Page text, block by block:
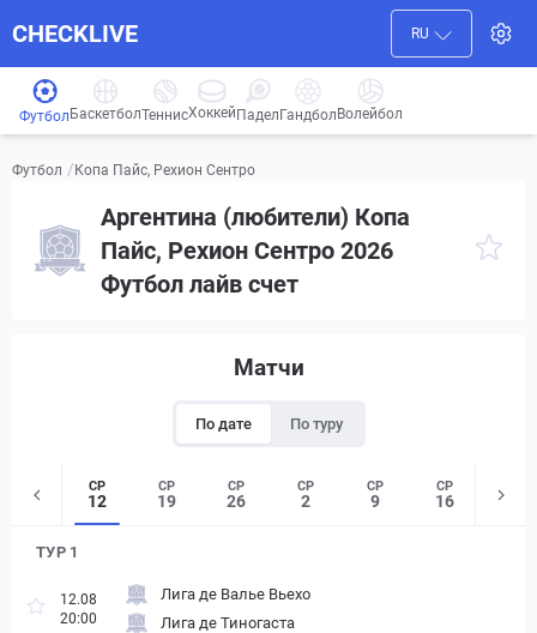
CHECKLIVE RU
Футбол БаскетболТеннисХоккей ПаделГандбол Волейбол
Футбол /Копа Пайс, Рехион Сентро
Аргентина (любители) Копа
Пайс, Рехион Сентро 2026
Футбол лайв счет
Матчи
По дате По туру
СР
12
СР
19
СР
26
СР
2
СР
9
СР
16
ТУР 1
12.08
20:00
Лига де Валье Вьехо
Лига де Тиногаста